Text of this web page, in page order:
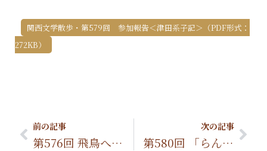
関西文学散歩・第579回 参加報告＜津田系子記＞（PDF形式：
272KB）
Prev
前の記事
第576回 飛鳥への入り口・海石榴市(つばいち)で、上田秋成「雨月物語」を読む
次の記事
第580回 「らんまん」の主人公・牧野富太郎博士と伝説のコレクター池長孟